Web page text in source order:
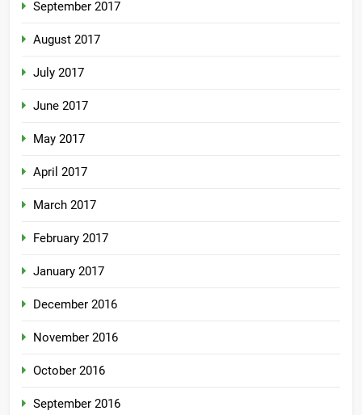
September 2017
August 2017
July 2017
June 2017
May 2017
April 2017
March 2017
February 2017
January 2017
December 2016
November 2016
October 2016
September 2016